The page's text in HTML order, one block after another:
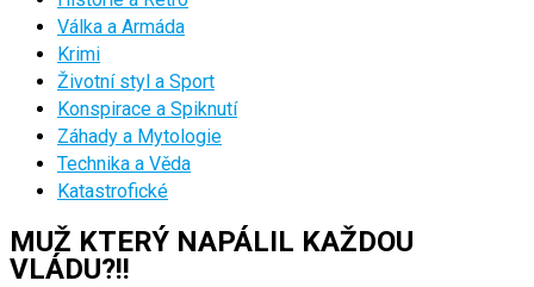
Válka a Armáda
Krimi
Životní styl a Sport
Konspirace a Spiknutí
Záhady a Mytologie
Technika a Věda
Katastrofické
MUŽ KTERÝ NAPÁLIL KAŽDOU
VLÁDU?!!